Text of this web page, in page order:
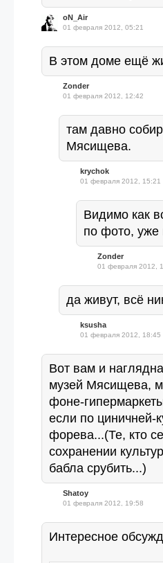
oN_Air
01 февраля 2012, 05:21
В этом доме ещё
Zonder
01 февраля 2012, 12:42
там давно
Мясищева.
krychok
01 февраля 2012, 15:21
Видимо как
по фото, уже
Zonder
01 февраля 2012,
да живут, всё
ksusha
01 февраля 2012, 18:45
Вот вам и
музей Мясищева,
фоне-
если по циничней-
форева...(Те, кто
сохранении
бабла срубить...)
Shatoy
01 февраля 2012, 19:58
Интересное